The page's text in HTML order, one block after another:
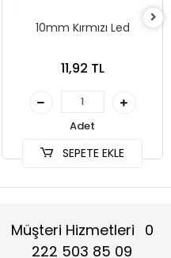
10mm Kırmızı Led
11,92 TL
Adet
SEPETE EKLE
Müşteri Hizmetleri 0
222 503 85 09